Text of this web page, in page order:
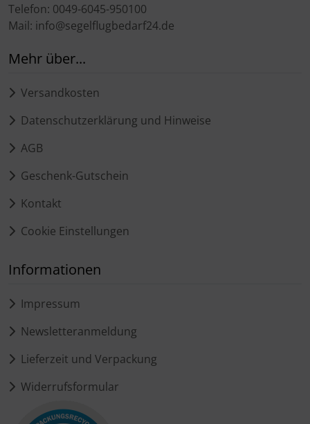
Telefon: 0049-6045-950100
Mail: info@segelflugbedarf24.de
Mehr über...
Versandkosten
Datenschutzerklärung und Hinweise
AGB
Geschenk-Gutschein
Kontakt
Cookie Einstellungen
Informationen
Impressum
Newsletteranmeldung
Lieferzeit und Verpackung
Widerrufsformular